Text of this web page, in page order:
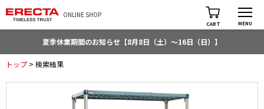
ONLINE SHOP
CART MENU
夏季休業期間のお知らせ【8月8日（土）～16日（日）】
トップ > 検索結果